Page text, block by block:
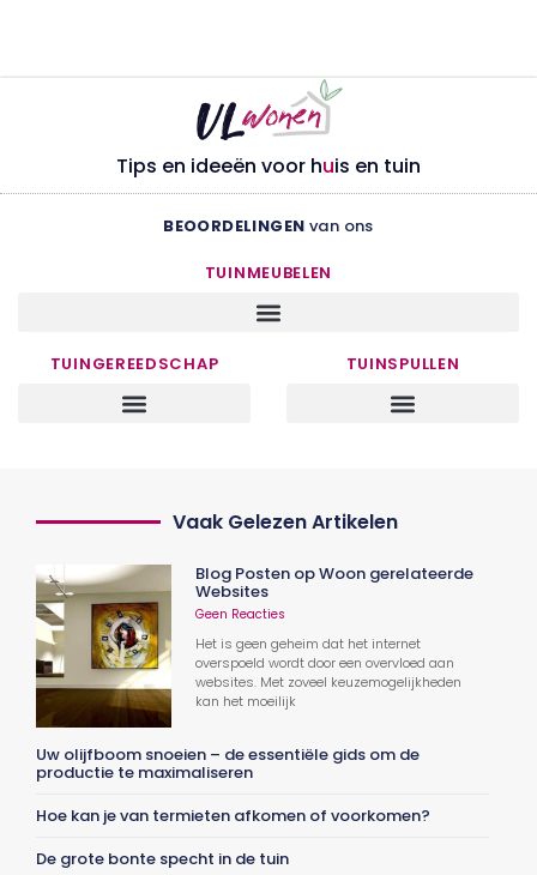
Tips en ideeën voor huis en tuin
BEOORDELINGEN van ons
TUINMEUBELEN
TUINGEREEDSCHAP TUINSPULLEN
Vaak Gelezen Artikelen
Blog Posten op Woon gerelateerde
Websites
Geen Reacties
Het is geen geheim dat het internet
overspoeld wordt door een overvloed aan
websites. Met zoveel keuzemogelijkheden
kan het moeilijk
Uw olijfboom snoeien – de essentiële gids om de
productie te maximaliseren
Hoe kan je van termieten afkomen of voorkomen?
De grote bonte specht in de tuin